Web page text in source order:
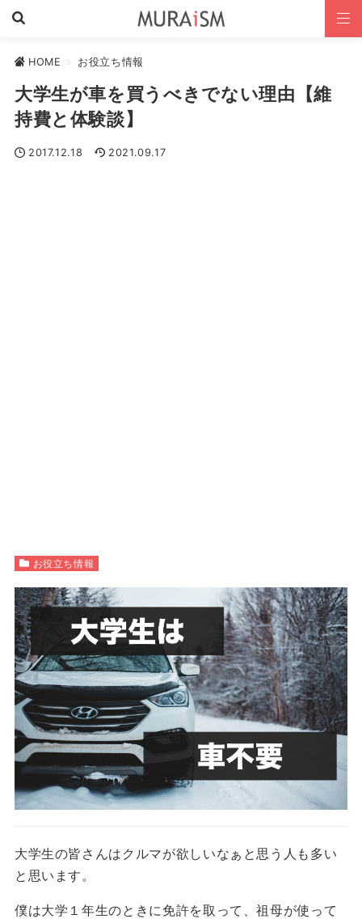
HOME > お役立ち情報
大学生が車を買うべきでない理由【維
持費と体験談】
2017.12.18 2021.09.17
お役立ち情報
大学生の皆さんはクルマが欲しいなぁと思う人も多い
と思います。
僕は大学１年生のときに免許を取って、祖母が使って